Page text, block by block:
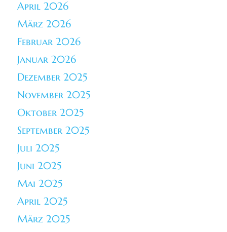
April 2026
März 2026
Februar 2026
Januar 2026
Dezember 2025
November 2025
Oktober 2025
September 2025
Juli 2025
Juni 2025
Mai 2025
April 2025
März 2025